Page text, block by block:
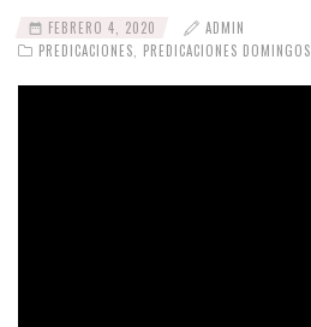
FEBRERO 4, 2020
ADMIN
PREDICACIONES
PREDICACIONES DOMINGOS